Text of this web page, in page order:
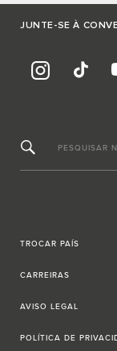
JUNTE-SE À
PESQUISAR
TROCAR PAÍS
CARREIRAS
AVISO LEGAL
POLÍTICA DE